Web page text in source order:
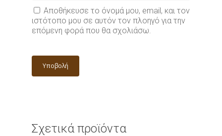
Αποθήκευσε το όνομά μου, email, και τον
ιστότοπο μου σε αυτόν τον πλοηγό για την
επόμενη φορά που θα σχολιάσω.
Σχετικά προϊόντα